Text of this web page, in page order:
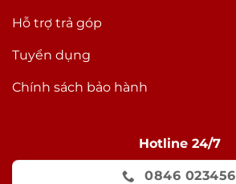
Hỗ trợ trả góp
Tuyển dụng
Chính sách bảo hành
Hotline 24/7
0846 023456